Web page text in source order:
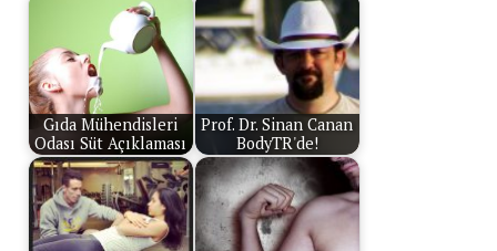
Gıda Mühendisleri
Odası Süt Açıklaması
Prof. Dr. Sinan Canan
BodyTR'de!